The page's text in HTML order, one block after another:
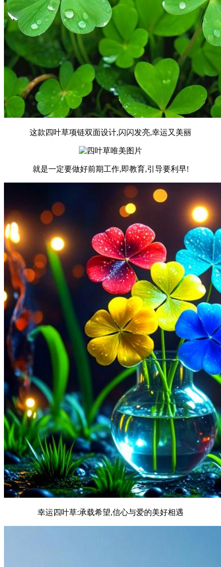
这款四叶草项链双面设计,闪闪发亮,幸运又美丽
就是一定要做好前期工作,即教育,引导要利早!
幸运四叶草:承载希望,信心与爱的美好相遇